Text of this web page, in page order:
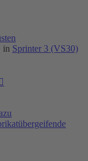
in Sprinter 3 (VS30)